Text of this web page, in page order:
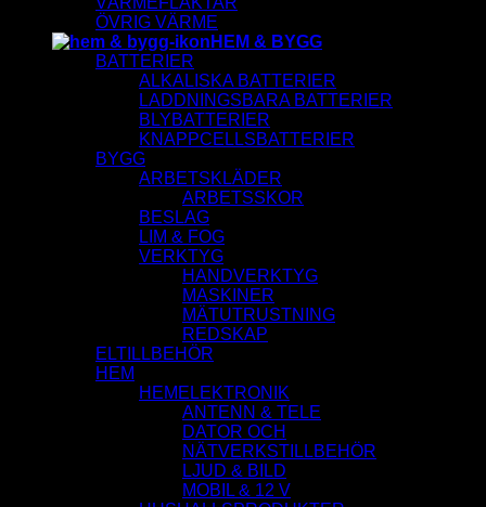
ÖVRIG VÄRME
HEM & BYGG
BATTERIER
ALKALISKA BATTERIER
LADDNINGSBARA BATTERIER
BLYBATTERIER
KNAPPCELLSBATTERIER
BYGG
ARBETSKLÄDER
ARBETSSKOR
BESLAG
LIM & FOG
VERKTYG
HANDVERKTYG
MASKINER
MÄTUTRUSTNING
REDSKAP
ELTILLBEHÖR
HEM
HEMELEKTRONIK
ANTENN & TELE
DATOR OCH
NÄTVERKSTILLBEHÖR
LJUD & BILD
MOBIL & 12 V